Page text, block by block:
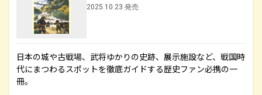
2025.10.23 発売
日本の城や古戦場、武将ゆかりの史跡、展示施設など、戦国時
代にまつわるスポットを徹底ガイドする歴史ファン必携の一
冊。